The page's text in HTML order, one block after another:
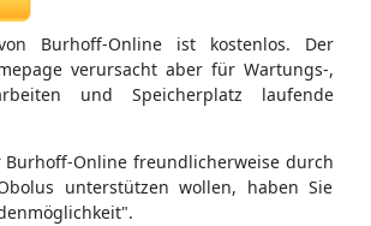
Burhoff-Online ist kostenlos. Der
verursacht aber für Wartungs-,
und Speicherplatz laufende
Burhoff-Online freundlicherweise durch
unterstützen wollen, haben Sie